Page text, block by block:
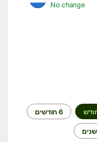
No change
6 חודשים